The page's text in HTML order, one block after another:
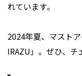
れています｡
2024年夏、マスト
IRAZU」。ぜひ、チ